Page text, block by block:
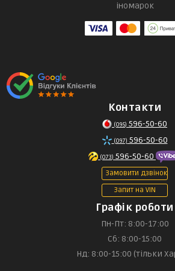
іномарок
Контакти
(095) 596-50-60
(097) 596-50-60
(073) 596-50-60
Замовити дзвінок
Запит на VIN
Графік роботи
Пн-Пт: 8:00-17:00
Сб: 8:00-15:00
Нд: 8:00-15:00 (тільки